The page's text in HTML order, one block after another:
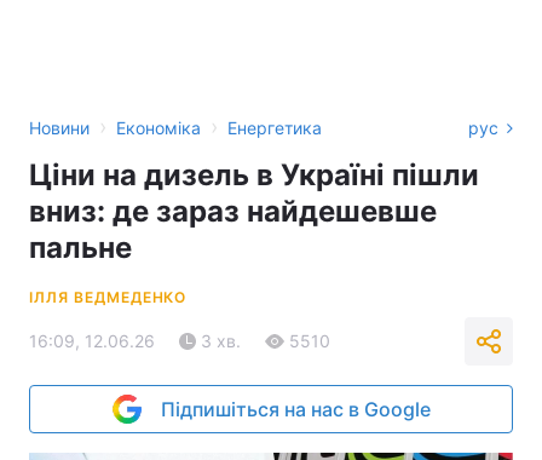
Новини › Економіка › Енергетика рус
Ціни на дизель в Україні пішли
вниз: де зараз найдешевше
пальне
ІЛЛЯ ВЕДМЕДЕНКО
16:09, 12.06.26 3 хв. 5510
Підпишіться на нас в Google